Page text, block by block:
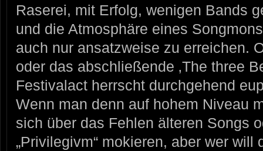
Raserei, mit Erfolg, wenigen Bands
und die Atmosphäre eines
auch nur ansatzweise zu erreichen.
oder das abschließende ‚The three
Festivalact herrscht durchgehend
Wenn man denn auf hohem Niveau
sich über das Fehlen älteren Songs
„Privilegivm“ mokieren, aber wer